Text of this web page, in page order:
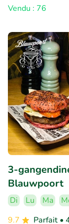
Vendu : 76
3-
Blauwpoort
Di Lu Ma
9.7
Parfait •